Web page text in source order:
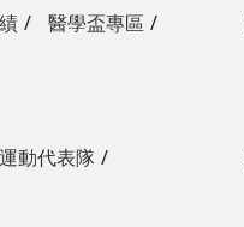
醫學盃專區
運動代表隊